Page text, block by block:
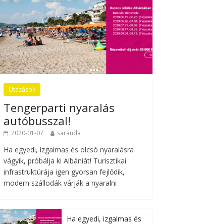
Utazások
Tengerparti nyaralás
autóbusszal!
2020-01-07 saranda
Ha egyedi, izgalmas és olcsó nyaralásra
vágyik, próbálja ki Albániát! Turisztikai
infrastruktúrája igen gyorsan fejlődik,
modern szállodák várják a nyaralni
Ha egyedi, izgalmas és